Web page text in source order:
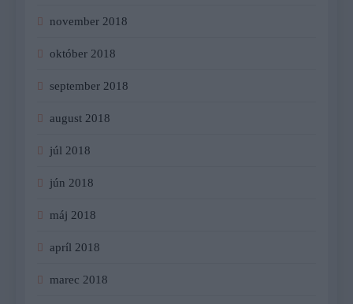
november 2018
október 2018
september 2018
august 2018
júl 2018
jún 2018
máj 2018
apríl 2018
marec 2018